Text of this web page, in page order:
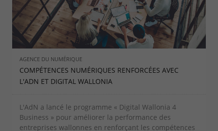
AGENCE DU NUMÉRIQUE
COMPÉTENCES NUMÉRIQUES RENFORCÉES AVEC
L'ADN ET DIGITAL WALLONIA
L'AdN a lancé le programme « Digital Wallonia 4
Business » pour améliorer la performance des
entreprises wallonnes en renforçant les compétences